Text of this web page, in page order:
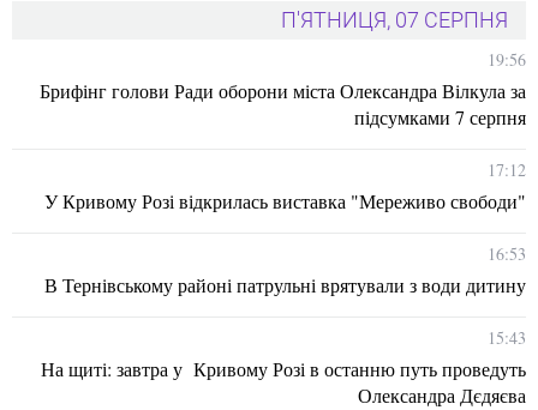
П'ЯТНИЦЯ, 07 СЕРПНЯ
19:56
Брифінг голови Ради оборони міста Олександра Вілкула за
підсумками 7 серпня
17:12
У Кривому Розі відкрилась виставка "Мереживо свободи"
16:53
В Тернівському районі патрульні врятували з води дитину
15:43
На щиті: завтра у Кривому Розі в останню путь проведуть
Олександра Дєдяєва